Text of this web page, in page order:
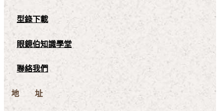
型錄下載
眼鏡伯知識學堂
聯絡我們
地 址